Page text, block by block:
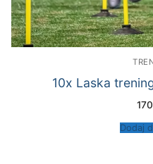
10x Laska
Dodaj